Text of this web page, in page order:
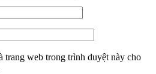
trang web trong trình duyệt này cho